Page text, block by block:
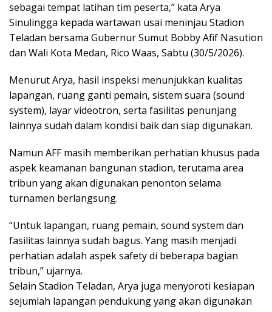
sebagai tempat latihan tim peserta,” kata Arya
Sinulingga kepada wartawan usai meninjau Stadion
Teladan bersama Gubernur Sumut Bobby Afif Nasution
dan Wali Kota Medan, Rico Waas, Sabtu (30/5/2026).
Menurut Arya, hasil inspeksi menunjukkan kualitas
lapangan, ruang ganti pemain, sistem suara (sound
system), layar videotron, serta fasilitas penunjang
lainnya sudah dalam kondisi baik dan siap digunakan.
Namun AFF masih memberikan perhatian khusus pada
aspek keamanan bangunan stadion, terutama area
tribun yang akan digunakan penonton selama
turnamen berlangsung.
“Untuk lapangan, ruang pemain, sound system dan
fasilitas lainnya sudah bagus. Yang masih menjadi
perhatian adalah aspek safety di beberapa bagian
tribun,” ujarnya.
Selain Stadion Teladan, Arya juga menyoroti kesiapan
sejumlah lapangan pendukung yang akan digunakan